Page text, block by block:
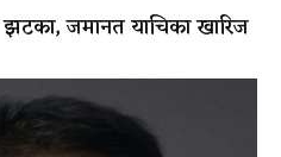
जमानत याचिका खारिज